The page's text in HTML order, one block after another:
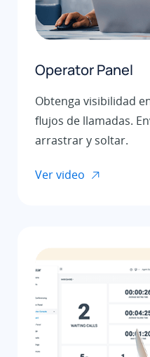
Operator Panel
Obtenga visibilidad
flujos de llamadas.
arrastrar y soltar.
Ver video